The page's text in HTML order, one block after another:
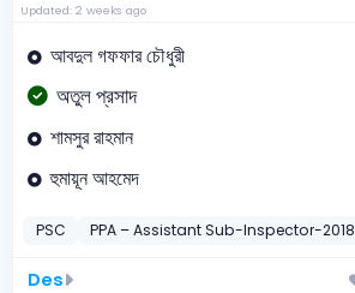
Updated: 2 weeks ago
আবদুল গফফার চৌধুরী
অতুল প্রসাদ
শামসুর রাহমান
হুমায়ূন আহমেদ
PSC PPA – Assistant Sub-Inspector-2018
Des